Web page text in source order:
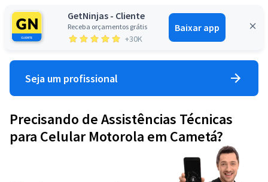
GetNinjas - Cliente
Receba orçamentos grátis
+30K
Baixar app
Entrar
Seja um profissional
Precisando de Assistências Técnicas
para Celular Motorola em Cametá?